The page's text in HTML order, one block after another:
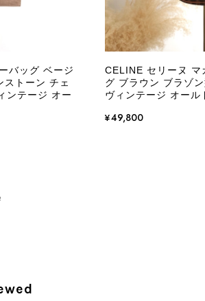
レビューをありがとうございます。 商品を無事
大変安心いたしました！ さらに、「思った以上
同とても嬉しく、何よりの励みになります。 ぜ
また気になる商品やご不明な点などございまし
いましたら、ぜひよろしくお願いいたします。
バッグ ベージ
ストーン チェ
ンテージ オー
CELINE セリーヌ マ
グ ブラウン ブラゾ
ヴィンテージ オール
¥49,800